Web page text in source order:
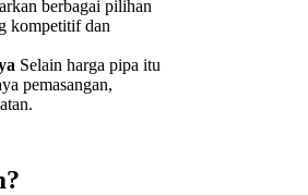
berbagai pilihan
kompetitif dan
Selain harga pipa itu
pemasangan,